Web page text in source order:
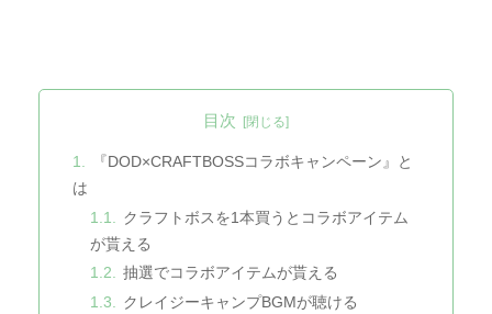
目次
『DOD×CRAFTBOSSコラボキャンペーン』と
は
クラフトボスを1本買うとコラボアイテム
が貰える
抽選でコラボアイテムが貰える
クレイジーキャンプBGMが聴ける